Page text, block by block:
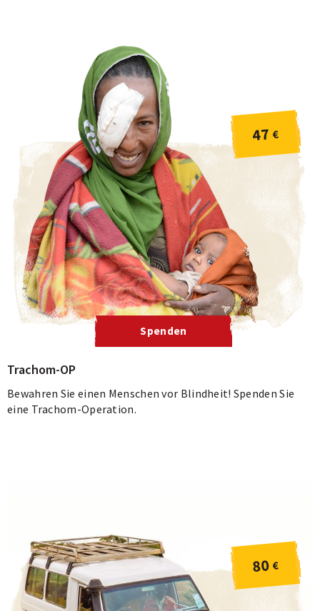
47 €
Spenden
Trachom-OP
Bewahren Sie einen Menschen vor Blindheit! Spenden Sie
eine Trachom-Operation.
80€